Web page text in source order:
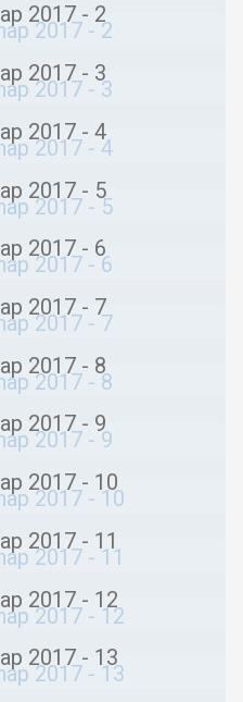
2017 - 2
2017 - 3
2017 - 4
2017 - 5
2017 - 6
2017 - 7
2017 - 8
2017 - 9
2017 - 10
2017 - 11
2017 - 12
2017 - 13